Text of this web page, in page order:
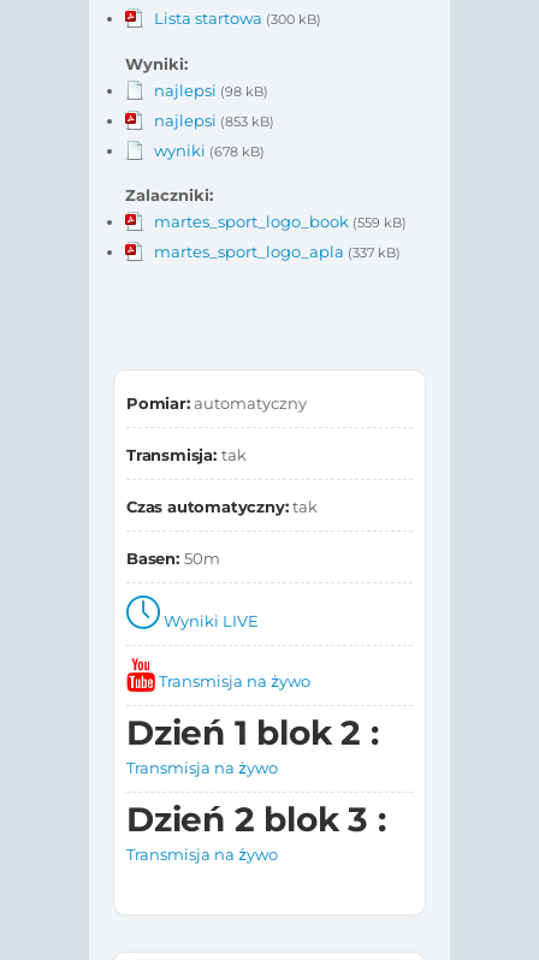
Lista startowa (300 kB)
Wyniki:
najlepsi (98 kB)
najlepsi (853 kB)
wyniki (678 kB)
Zalaczniki:
martes_sport_logo_book (559 kB)
martes_sport_logo_apla (337 kB)
Pomiar:automatyczny
Transmisja: tak
Czas automatyczny:tak
Basen: 50m
Wyniki LIVE
Transmisja na żywo
Dzień 1 blok 2 :
Transmisja na żywo
Dzień 2 blok 3 :
Transmisja na żywo